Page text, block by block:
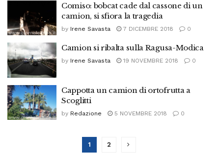
Comiso: bobcat cade dal cassone di un
camion, si sfiora la tragedia
by Irene Savasta 7 DICEMBRE 2018 0
Camion si ribalta sulla Ragusa-Modica
by Irene Savasta 19 NOVEMBRE 2018 0
Cappotta un camion di ortofrutta a
Scoglitti
by Redazione 5 NOVEMBRE 2018 0
1 2